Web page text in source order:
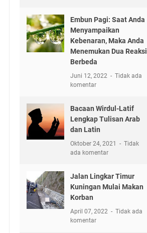
Embun Pagi: Saat Anda
Menyampaikan
Kebenaran, Maka Anda
Menemukan Dua Reaksi
Berbeda
Juni 12, 2022
Tidak ada
komentar
Bacaan Wirdul-Latif
Lengkap Tulisan Arab
dan Latin
Oktober 24, 2021
Tidak
ada komentar
Jalan Lingkar Timur
Kuningan Mulai Makan
Korban
April 07, 2022
Tidak ada
komentar